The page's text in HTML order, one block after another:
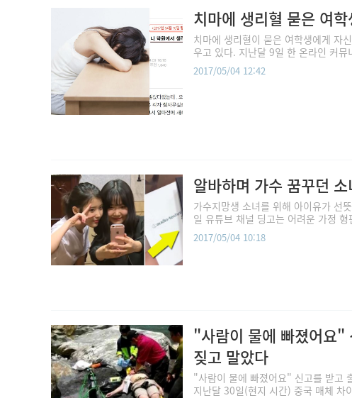
치마에 생리혈 묻은 여
치마에 생리혈이 묻은 여학생에게 자
우고 있다. 지난달 9일 한 온라인 커
2017/05/04 12:42
알바하며 가수 꿈꾸던
가수지망생 소녀를 위해 아이유가 선
일 유튜브 채널 딩고는 어려운 가정
2017/05/04 10:18
"사람이 물에 빠졌어요"
짖고 말았다
"사람이 물에 빠졌어요" 신고를 받고
지난달 30일(현지 시간) 중국 매체 차